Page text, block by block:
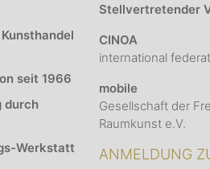
seit 1966
durch
Werkstatt
Stellvertretender
CINOA
international
mobile
Gesellschaft der
Raumkunst e.V.
ANMELDUNG